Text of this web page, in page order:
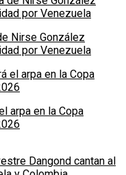
Nirse González
por Venezuela
arpa en la Copa